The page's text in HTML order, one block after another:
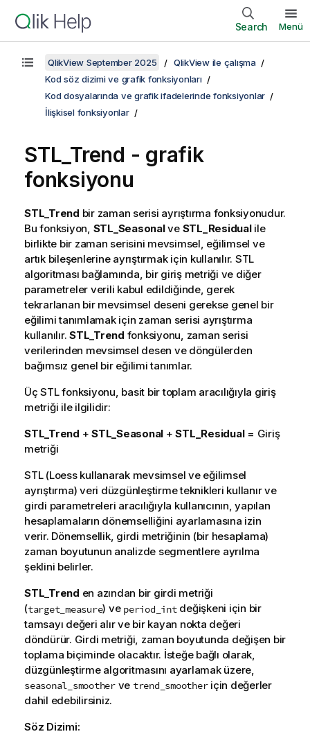
Search Menü
QlikView September 2025
QlikView ile çalışma
Kod söz dizimi ve grafik fonksiyonları
Kod dosyalarında ve grafik ifadelerinde fonksiyonlar
İlişkisel fonksiyonlar
STL_Trend - grafik
fonksiyonu
STL_Trend bir zaman serisi ayrıştırma fonksiyonudur.
Bu fonksiyon, STL_Seasonalve STL_Residualile
birlikte bir zaman serisini mevsimsel, eğilimsel ve
artık bileşenlerine ayrıştırmak için kullanılır. STL
algoritması bağlamında, bir giriş metriği ve diğer
parametreler verili kabul edildiğinde, gerek
tekrarlanan bir mevsimsel deseni gerekse genel bir
eğilimi tanımlamak için zaman serisi ayrıştırma
kullanılır. STL_Trend fonksiyonu, zaman serisi
verilerinden mevsimsel desen ve döngülerden
bağımsız genel bir eğilimi tanımlar.
Üç STL fonksiyonu, basit bir toplam aracılığıyla giriş
metriği ile ilgilidir:
STL_Trend + STL_Seasonal +STL_Residual= Giriş
metriği
STL (Loess kullanarak mevsimsel ve eğilimsel
ayrıştırma) veri düzgünleştirme teknikleri kullanır ve
girdi parametreleri aracılığıyla kullanıcının, yapılan
hesaplamaların dönemselliğini ayarlamasına izin
verir. Dönemsellik, girdi metriğinin (bir hesaplama)
zaman boyutunun analizde segmentlere ayrılma
şeklini belirler.
STL_Trend en azından bir girdi metriği
(target_measure) ve period_intdeğişkeni için bir
tamsayı değeri alır ve bir kayan nokta değeri
döndürür. Girdi metriği, zaman boyutunda değişen bir
toplama biçiminde olacaktır. İsteğe bağlı olarak,
düzgünleştirme algoritmasını ayarlamak üzere,
seasonal_smootherve trend_smootheriçin değerler
dahil edebilirsiniz.
Söz Dizimi: